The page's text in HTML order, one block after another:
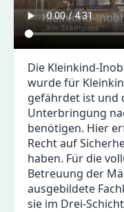
Die Kleinkind-
wurde für
gefährdet ist und
Unterbringung
benötigen. Hier
Recht auf
haben. Für die
Betreuung der
ausgebildete
sie im Drei-